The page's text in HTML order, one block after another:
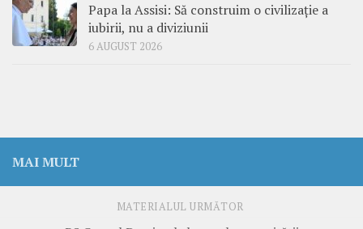
Papa la Assisi: Să construim o civilizație a
iubirii, nu a diviziunii
6 AUGUST 2026
MAI MULT
MATERIALUL URMĂTOR